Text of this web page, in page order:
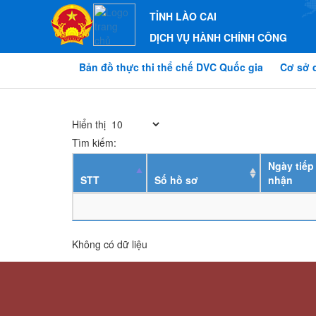
TỈNH LÀO CAI
DỊCH VỤ HÀNH CHÍNH CÔNG
Bản đồ thực thi thể chế DVC Quốc gia Cơ sở
Hiển thị
Tìm kiếm:
STT Số hồ sơ
Ngày tiếp
nhận
Không có dữ liệu